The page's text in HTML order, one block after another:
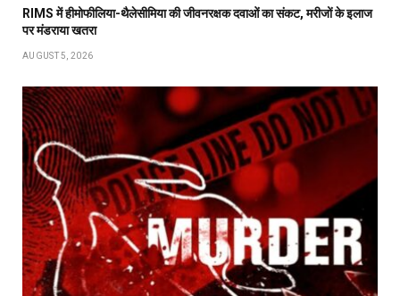
RIMS में हीमोफीलिया-थैलेसीमिया की जीवनरक्षक दवाओं का संकट, मरीजों के इलाज
पर मंडराया खतरा
AUGUST 5, 2026